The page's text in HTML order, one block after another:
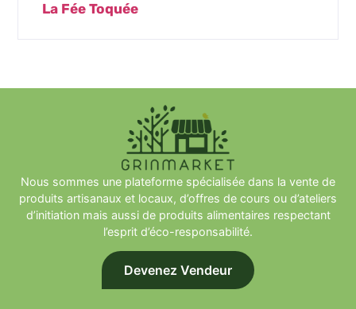
La Fée Toquée
Nous sommes une plateforme spécialisée dans la vente de
produits artisanaux et locaux, d’offres de cours ou d’ateliers
d’initiation mais aussi de produits alimentaires respectant
l’esprit d’éco-responsabilité.
Devenez Vendeur